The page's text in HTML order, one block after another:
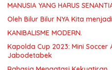
MANUSIA YANG HARUS
Oleh Bilur Bilur NYA Kita
KANIBALISME MODERN.
Kapolda Cup 2023: Mini
Jabodetabek